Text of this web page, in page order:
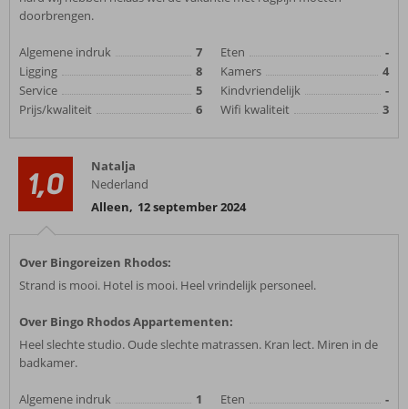
doorbrengen.
Algemene indruk
7
Ligging
8
Service
5
Prijs/kwaliteit
6
Eten
-
Kamers
4
Kindvriendelijk
-
Wifi kwaliteit
3
1,0
Natalja
Nederland
Alleen, 12 september 2024
Over Bingoreizen Rhodos:
Strand is mooi. Hotel is mooi. Heel vrindelijk personeel.
Over Bingo Rhodos Appartementen:
Heel slechte studio. Oude slechte matrassen. Kran lect. Miren in de
badkamer.
Algemene indruk
1
Eten
-